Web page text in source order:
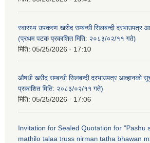
स्वास्थ्य उपकरण खरीद सम्बन्धी सिलबन्दी दरभाउपत्र
(प्रथम पटक प्रकाशित मिति: २०८३/०२/११ गते)
मिति: 05/25/2026 - 17:10
औषधी खरीद सम्बन्धी सिलबन्दी दरभाउपत्र आव्हानको
प्रकाशित मिति: २०८३/०२/११ गते)
मिति: 05/25/2026 - 17:06
Invitation for Sealed Quotation for "Pashu
mathilo talaa truss nirman tatha bhawan